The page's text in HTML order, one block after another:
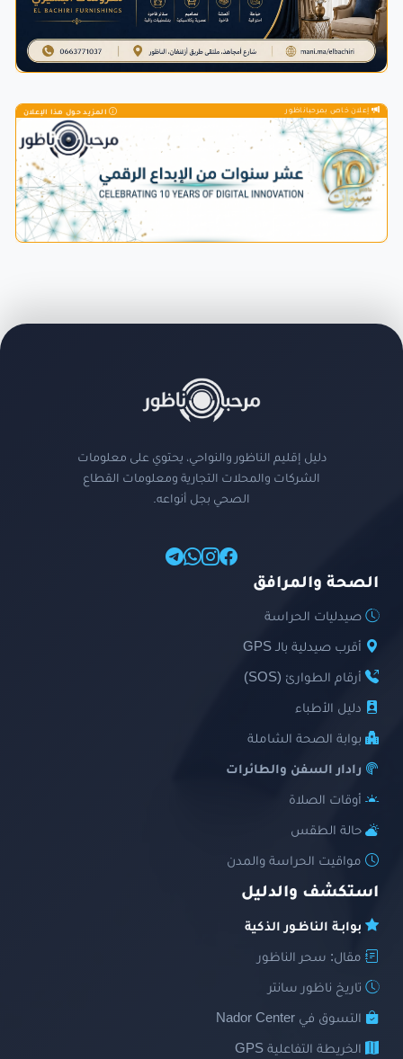
إعلان خاص بمرحباناظور المزيد حول هذا الإعلان
دليل إقليم الناظور والنواحي، يحتوي على معلومات
الشركات والمحلات التجارية ومعلومات القطاع
الصحي بجل أنواعه.
الصحة والمرافق
صيدليات الحراسة
أقرب صيدلية بالـ GPS
أرقام الطوارئ (SOS)
دليل الأطباء
بوابة الصحة الشاملة
رادار السفن والطائرات
أوقات الصلاة
حالة الطقس
مواقيت الحراسة والمدن
استكشف والدليل
بوابـة الناظـور الذكية
مقال: سحر الناظور
تاريخ ناظور سانتر
التسوق في Nador Center
الخريطة التفاعلية GPS